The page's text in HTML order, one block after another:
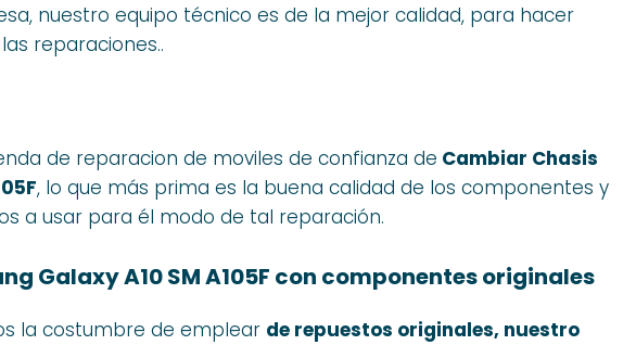
nuestro equipo técnico es de la mejor calidad, para hacer
reparaciones..
de reparacion de moviles de confianza de Cambiar Chasis
, lo que más prima es la buena calidad de los componentes y
a usar para él modo de tal reparación.
Galaxy A10 SM A105F con componentes originales
la costumbre de emplear de repuestos originales, nuestro